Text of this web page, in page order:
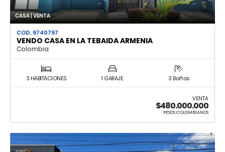
CASA | VENTA
COD. 9740797
VENDO CASA EN LA TEBAIDA ARMENIA
Colombia
3 HABITACIONES 1 GARAJE 3 Baños
VENTA
$480.000.000
PESOS COLOMBIANOS